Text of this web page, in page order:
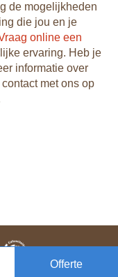
de mogelijkheden
die jou en je
online een
ervaring. Heb je
informatie over
met ons op
Offerte